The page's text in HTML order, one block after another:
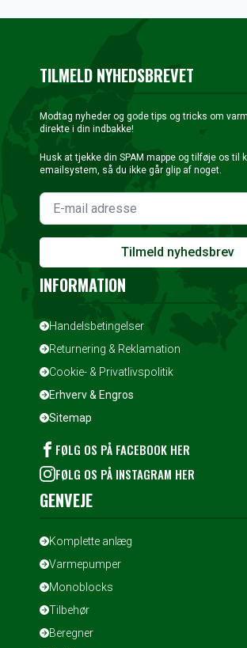
TILMELD NYHEDSBREVET
Modtag nyheder og gode tips og tricks om
direkte i din indbakke!
Husk at tjekke din SPAM mappe og tilføje os til
emailsystem, så du ikke går glip af noget.
Tilmeld nyhedsbrev
INFORMATION
Handelsbetingelser
Returnering & Reklamation
Cookie- & Privatlivspolitik
Erhverv & Engros
Sitemap
FØLG OS PÅ FACEBOOK HER
FØLG OS PÅ INSTAGRAM HER
GENVEJE
Komplette anlæg
Varmepumper
Monoblocks
Tilbehør
Beregner